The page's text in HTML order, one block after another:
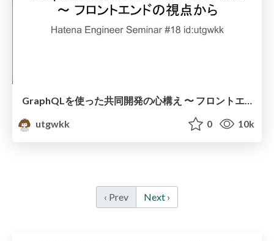
GraphQLを使った共同開発の心構え 〜 フロントエンドの視点から / Hatena Engineer Seminar #18
utgwkk
0 10k
‹ Prev Next ›